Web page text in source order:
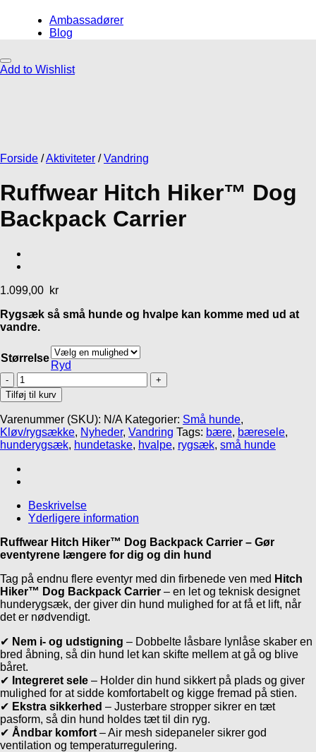
Ambassadører
Blog
Måske kunne nogle af disse produkter
Add to Wishlist
Hverdag
Kronch The Original
godbidder
Add to Wishlist
Gåbælter
Neewa Trekking
Bælte
Halvkvæl
Add to Wishlist
Forside /Aktiviteter / Vandring
Ruffwear Hitch Hiker™ Dog
Backpack Carrier
1.099,00 kr
Rygsæk så små hunde og hvalpe kan komme med ud at
vandre.
Størrelse
Ryd
Ruffwear
Hitch
Hiker™
Dog
Backpack
Carrier
antal
Tilføj til kurv
Varenummer (SKU): N/A Kategorier: Små hunde,
Kløv/rygsække, Nyheder, Vandring Tags: bære, bæresele,
hunderygsæk, hundetaske, hvalpe, rygsæk, små hunde
Beskrivelse
Yderligere information
Ruffwear Hitch Hiker™ Dog Backpack Carrier – Gør
eventyrene længere for dig og din hund
Tag på endnu flere eventyr med din firbenede ven med Hitch
Hiker™ Dog Backpack Carrier – en let og teknisk designet
hunderygsæk, der giver din hund mulighed for at få et lift, når
det er nødvendigt.
✔ Nem i- og udstigning – Dobbelte låsbare lynlåse skaber en
bred åbning, så din hund let kan skifte mellem at gå og blive
båret.
✔ Integreret sele – Holder din hund sikkert på plads og giver
mulighed for at sidde komfortabelt og kigge fremad på stien.
✔ Ekstra sikkerhed – Justerbare stropper sikrer en tæt
pasform, så din hund holdes tæt til din ryg.
✔ Åndbar komfort – Air mesh sidepaneler sikrer god
ventilation og temperaturregulering.